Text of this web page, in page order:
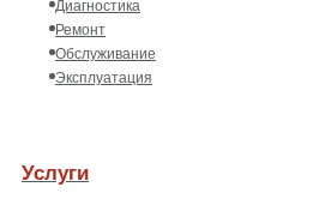
Диагностика
Ремонт
Обслуживание
Эксплуатация
Услуги